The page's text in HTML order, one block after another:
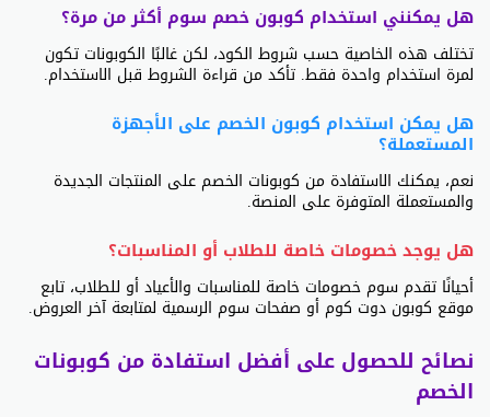
هل يمكنني استخدام كوبون خصم سوم أكثر من مرة؟
تختلف هذه الخاصية حسب شروط الكود، لكن غالبًا الكوبونات تكون
لمرة استخدام واحدة فقط. تأكد من قراءة الشروط قبل الاستخدام.
هل يمكن استخدام كوبون الخصم على الأجهزة
المستعملة؟
نعم، يمكنك الاستفادة من كوبونات الخصم على المنتجات الجديدة
والمستعملة المتوفرة على المنصة.
هل يوجد خصومات خاصة للطلاب أو المناسبات؟
أحيانًا تقدم سوم خصومات خاصة للمناسبات والأعياد أو للطلاب، تابع
موقع كوبون دوت كوم أو صفحات سوم الرسمية لمتابعة آخر العروض.
نصائح للحصول على أفضل استفادة من كوبونات
الخصم